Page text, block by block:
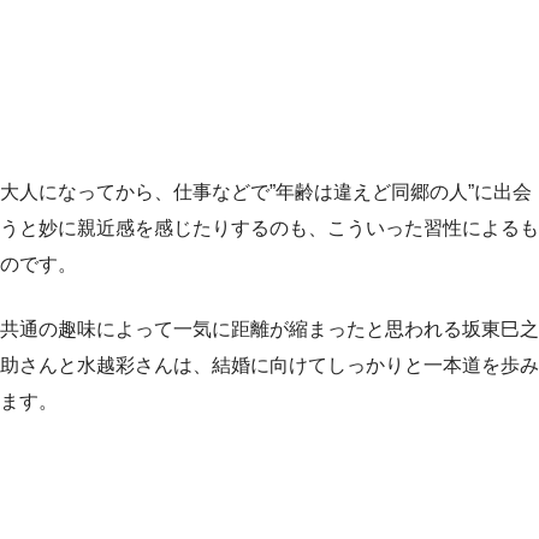
大人になってから、仕事などで”年齢は違えど同郷の人”に出会
うと妙に親近感を感じたりするのも、こういった習性によるも
のです。
共通の趣味によって一気に距離が縮まったと思われる坂東巳之
助さんと水越彩さんは、結婚に向けてしっかりと一本道を歩み
ます。